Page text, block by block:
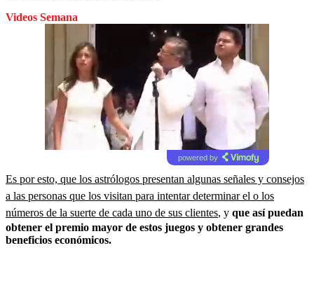
Videos Semana
powered by
Es por esto, que los astrólogos presentan algunas señales y consejos
a las personas que los visitan para intentar determinar el o los
números de la suerte de cada uno de sus clientes, y que así puedan
obtener el premio mayor de estos juegos y obtener grandes
beneficios económicos.